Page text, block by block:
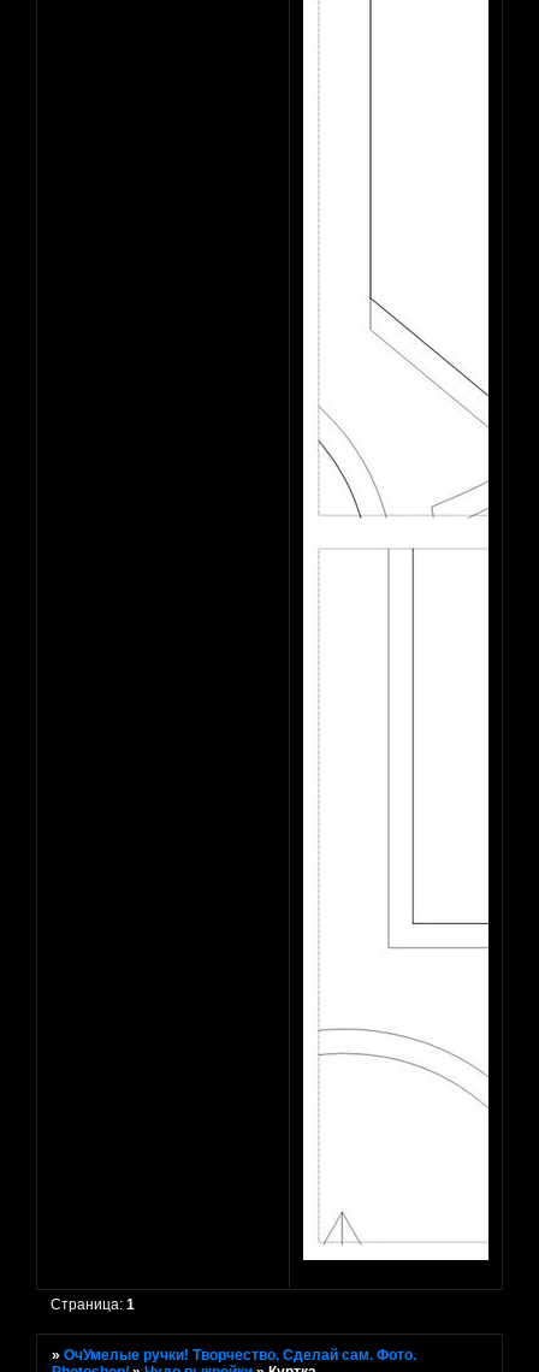
Страница:1
»ОчУмелые ручки! Творчество. Сделай сам. Фото.